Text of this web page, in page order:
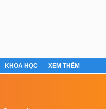
KHOA HỌC XEM THÊM